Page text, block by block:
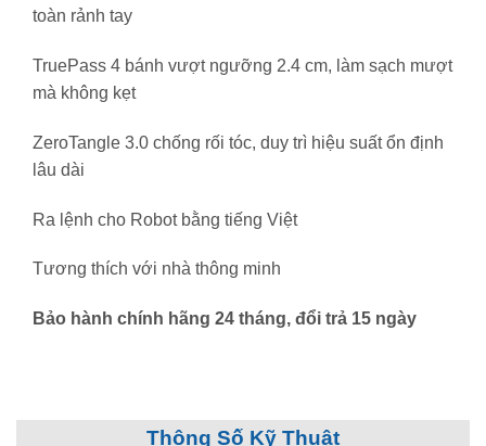
toàn rảnh tay
TruePass 4 bánh vượt ngưỡng 2.4 cm, làm sạch mượt
mà không kẹt
ZeroTangle 3.0 chống rối tóc, duy trì hiệu suất ổn định
lâu dài
Ra lệnh cho Robot bằng tiếng Việt
Tương thích với nhà thông minh
Bảo hành chính hãng 24 tháng, đổi trả 15 ngày
Thông Số Kỹ Thuật